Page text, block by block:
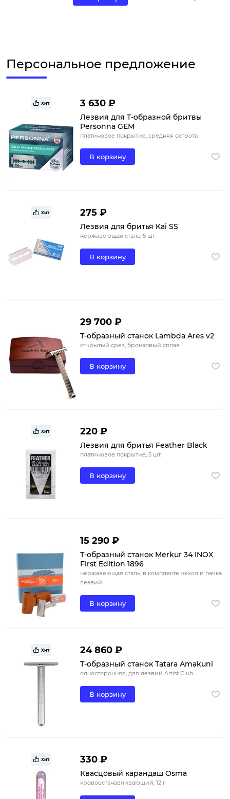
Персональное предложение
Хит 3 630 ₽
Лезвия для Т-образной бритвы
Personna GEM
платиновое покрытие, средняя острота
В корзину
Хит 275 ₽
Лезвия для бритья Kai SS
нержавеющая сталь, 5 шт.
В корзину
29 700 ₽
Т-образный станок Lambda Ares v2
открытый срез, бронзовый сплав
В корзину
Хит 220 ₽
Лезвия для бритья Feather Black
платиновое покрытие, 5 шт.
В корзину
15 290 ₽
Т-образный станок Merkur 34 INOX
First Edition 1896
нержавеющая сталь, в комплекте чехол и пачка
лезвий
В корзину
Хит 24 860 ₽
Т-образный станок Tatara Amakuni
односторонняя, для лезвий Artist Club
В корзину
Хит 330 ₽
Квасцовый карандаш Osma
кровоостанавливающий, 12 г